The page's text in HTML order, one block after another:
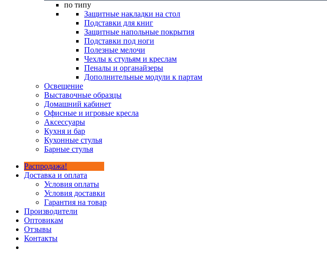
по типу
Защитные накладки на стол
Подставки для книг
Защитные напольные покрытия
Подставки под ноги
Полезные мелочи
Чехлы к стульям и креслам
Пеналы и органайзеры
Дополнительные модули к партам
Освещение
Выставочные образцы
Домашний кабинет
Офисные и игровые кресла
Аксессуары
Кухня и бар
Кухонные стулья
Барные стулья
Распродажа!
Доставка и оплата
Условия оплаты
Условия доставки
Гарантия на товар
Производители
Оптовикам
Отзывы
Контакты